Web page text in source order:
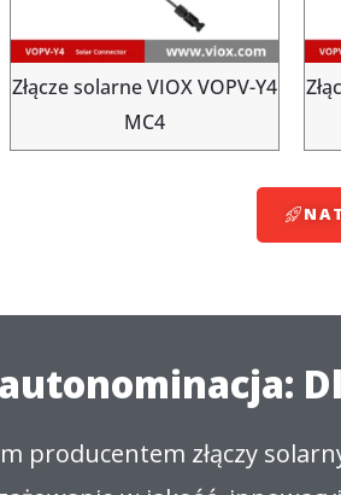
Złącze solarne VIOX VOPV-Y4
MC4
producentem złączy